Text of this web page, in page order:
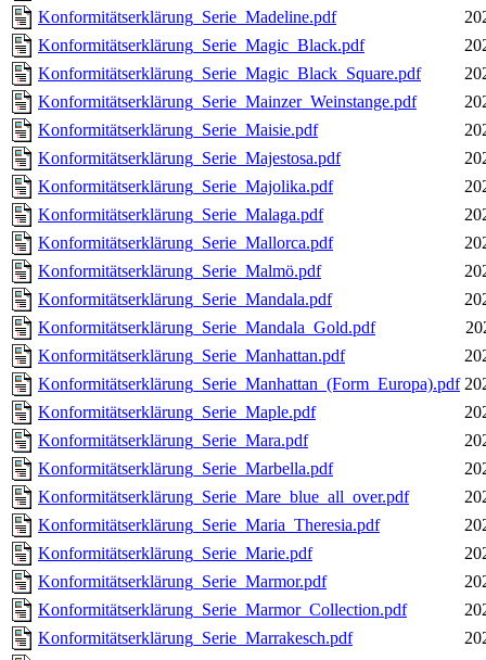
Konformitätserklärung_Serie_Madeline.pdf
Konformitätserklärung_Serie_Magic_Black.pdf
Konformitätserklärung_Serie_Magic_Black_Square.pdf
Konformitätserklärung_Serie_Mainzer_Weinstange.pdf
Konformitätserklärung_Serie_Maisie.pdf
Konformitätserklärung_Serie_Majestosa.pdf
Konformitätserklärung_Serie_Majolika.pdf
Konformitätserklärung_Serie_Malaga.pdf
Konformitätserklärung_Serie_Mallorca.pdf
Konformitätserklärung_Serie_Malmö.pdf
Konformitätserklärung_Serie_Mandala.pdf
Konformitätserklärung_Serie_Mandala_Gold.pdf
Konformitätserklärung_Serie_Manhattan.pdf
Konformitätserklärung_Serie_Manhattan_(Form_Europa).pdf
Konformitätserklärung_Serie_Maple.pdf
Konformitätserklärung_Serie_Mara.pdf
Konformitätserklärung_Serie_Marbella.pdf
Konformitätserklärung_Serie_Mare_blue_all_over.pdf
Konformitätserklärung_Serie_Maria_Theresia.pdf
Konformitätserklärung_Serie_Marie.pdf
Konformitätserklärung_Serie_Marmor.pdf
Konformitätserklärung_Serie_Marmor_Collection.pdf
Konformitätserklärung_Serie_Marrakesch.pdf